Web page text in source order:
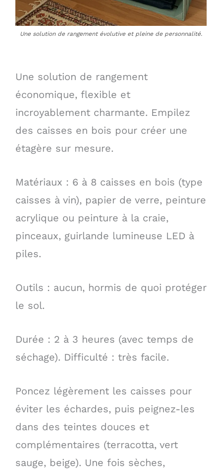
Une solution de rangement évolutive et pleine de personnalité.
Une solution de rangement
économique, flexible et
incroyablement charmante. Empilez
des caisses en bois pour créer une
étagère sur mesure.
Matériaux : 6 à 8 caisses en bois (type
caisses à vin), papier de verre, peinture
acrylique ou peinture à la craie,
pinceaux, guirlande lumineuse LED à
piles.
Outils : aucun, hormis de quoi protéger
le sol.
Durée : 2 à 3 heures (avec temps de
séchage). Difficulté : très facile.
Poncez légèrement les caisses pour
éviter les échardes, puis peignez-les
dans des teintes douces et
complémentaires (terracotta, vert
sauge, beige). Une fois sèches,